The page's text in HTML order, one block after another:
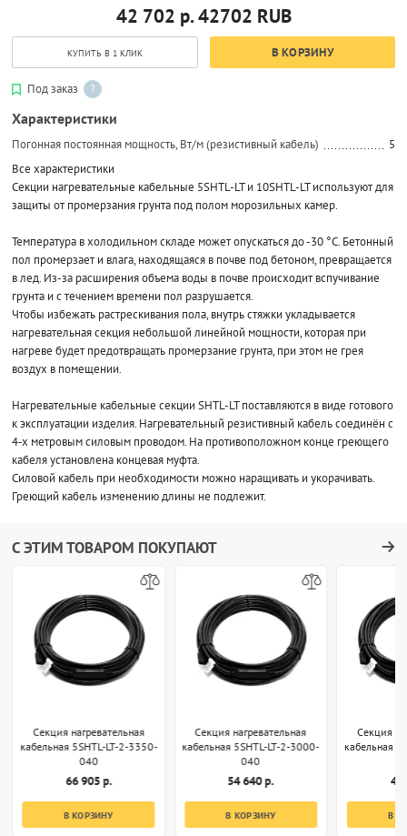
42 702 р. 42702 RUB
КУПИТЬ В 1 КЛИК В КОРЗИНУ
Под заказ ?
Характеристики
Погонная постоянная мощность, Вт/м (резистивный кабель)
5
Все характеристики
Секции нагревательные кабельные 5SHTL-LT и 10SHTL-LT используют для
защиты от промерзания грунта под полом морозильных камер.
Температура в холодильном складе может опускаться до -30 °С. Бетонный
пол промерзает и влага, находящаяся в почве под бетоном, превращается
в лед. Из-за расширения объема воды в почве происходит вспучивание
грунта и с течением времени пол разрушается.
Чтобы избежать растрескивания пола, внутрь стяжки укладывается
нагревательная секция небольшой линейной мощности, которая при
нагреве будет предотвращать промерзание грунта, при этом не грея
воздух в помещении.
Нагревательные кабельные секции SHTL-LT поставляются в виде готового
к эксплуатации изделия. Нагревательный резистивный кабель соединён с
4-х метровым силовым проводом. На противоположном конце греющего
кабеля установлена концевая муфта.
Силовой кабель при необходимости можно наращивать и укорачивать.
Греющий кабель изменению длины не подлежит.
С ЭТИМ ТОВАРОМ ПОКУПАЮТ
Секция нагревательная
кабельная 5SHTL-LT-2-3350-
040
66 905 р.
В КОРЗИНУ
Секция нагревательная
кабельная 5SHTL-LT-2-3000-
040
54 640 р.
В КОРЗИНУ
Секция
кабельная
47
В